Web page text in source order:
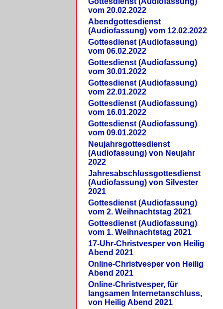
vom 20.02.2022
Abendgottesdienst
(Audiofassung) vom 12.02.2022
Gottesdienst (Audiofassung)
vom 06.02.2022
Gottesdienst (Audiofassung)
vom 30.01.2022
Gottesdienst (Audiofassung)
vom 22.01.2022
Gottesdienst (Audiofassung)
vom 16.01.2022
Gottesdienst (Audiofassung)
vom 09.01.2022
Neujahrsgottesdienst
(Audiofassung) von Neujahr
2022
Jahresabschlussgottesdienst
(Audiofassung) von Silvester
2021
Gottesdienst (Audiofassung)
vom 2. Weihnachtstag 2021
Gottesdienst (Audiofassung)
vom 1. Weihnachtstag 2021
17-Uhr-Christvesper von Heilig
Abend 2021
Online-Christvesper von Heilig
Abend 2021
Online-Christvesper, für
langsamen Internetanschluss,
von Heilig Abend 2021